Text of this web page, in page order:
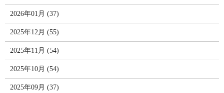
2026年01月 (37)
2025年12月 (55)
2025年11月 (54)
2025年10月 (54)
2025年09月 (37)